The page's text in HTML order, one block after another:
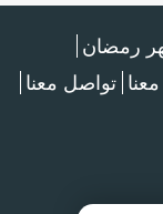
رمضان
تواصل معنا